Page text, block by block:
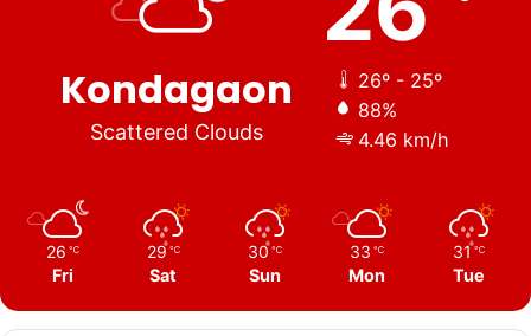
Kondagaon
Scattered Clouds
26º - 25º
88%
4.46 km/h
26 ℃
Fri
29 ℃
Sat
30 ℃
Sun
33 ℃
Mon
31 ℃
Tue